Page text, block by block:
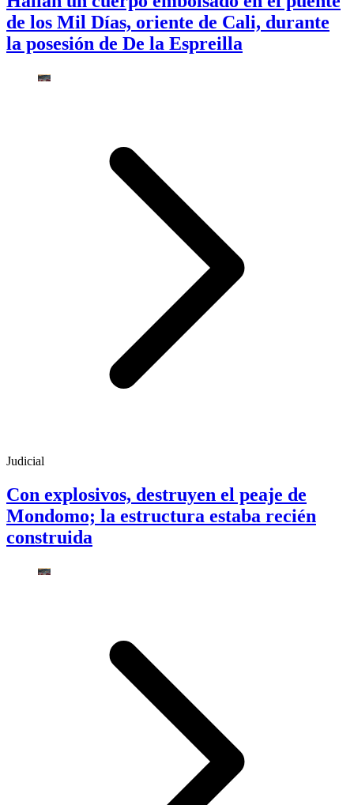
de los Mil Días, oriente de Cali, durante
la posesión de De la Espreilla
Judicial
Con explosivos, destruyen el peaje de
Mondomo; la estructura estaba recién
construida